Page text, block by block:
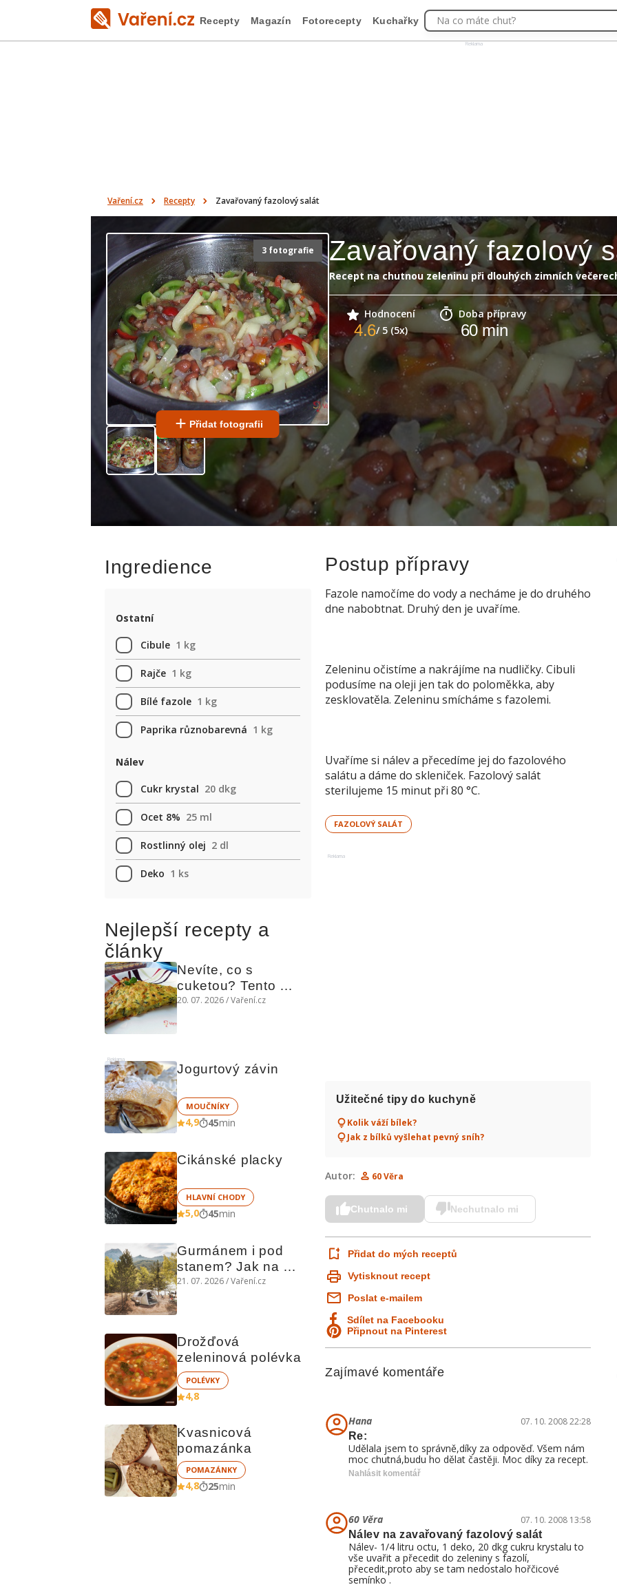
Reklama
Recepty Magazín Fotorecepty Kuchařky Na co máte chuť?
Vaření.cz Recepty Zavařovaný fazolový salát
3 fotografie
Přidat fotografii
Zavařovaný fazolový
Recept na chutnou zeleninu při dlouhých zimních
Hodnocení
4.6/ 5 (5x)
Doba přípravy
60min
Ingredience
Ostatní
Cibule 1 kg
Rajče 1 kg
Bílé fazole 1 kg
Paprika různobarevná 1 kg
Nálev
Cukr krystal 20 dkg
Ocet 8% 25 ml
Rostlinný olej 2 dl
Deko 1 ks
Nejlepší recepty a
články
Nevíte, co s
cuketou? Tento
levný slaný koláč
20. 07. 2026 / Vaření.cz
Reklama
Jogurtový závin
MOUČNÍKY
4,9 45min
Cikánské placky
HLAVNÍ CHODY
5,0 45min
Gurmánem i pod
stanem? Jak na
polní kuchyni a na
21. 07. 2026 / Vaření.cz
Drožďová
zeleninová polévka
POLÉVKY
4,8
Kvasnicová
pomazánka
POMAZÁNKY
4,8 25min
Postup přípravy
Fazole namočíme do vody a necháme je do druhého
dne nabobtnat. Druhý den je uvaříme.
Zeleninu očistíme a nakrájíme na nudličky. Cibuli
podusíme na oleji jen tak do poloměkka, aby
zesklovatěla. Zeleninu smícháme s fazolemi.
Uvaříme si nálev a přecedíme jej do fazolového
salátu a dáme do skleniček. Fazolový salát
sterilujeme 15 minut při 80 °C.
FAZOLOVÝ SALÁT
Reklama
Užitečné tipy do kuchyně
Kolik váží bílek?
Jak z bílků vyšlehat pevný sníh?
Autor: 60 Věra
Chutnalo mi Nechutnalo mi
Přidat do mých receptů
Vytisknout recept
Poslat e-mailem
Sdílet na Facebooku
Připnout na Pinterest
Zajímavé komentáře
Hana
07. 10. 2008 22:28
Re:
Udělala jsem to správně,díky za odpověď. Všem nám
moc chutná,budu ho dělat častěji. Moc díky za recept.
Nahlásit komentář
60 Věra
07. 10. 2008 13:58
Nálev na zavařovaný fazolový salát
Nálev- 1/4 litru octu, 1 deko, 20 dkg cukru krystalu to
vše uvařit a přecedit do zeleniny s fazolí,
přecedit,proto aby se tam nedostalo hořčicové
semínko .